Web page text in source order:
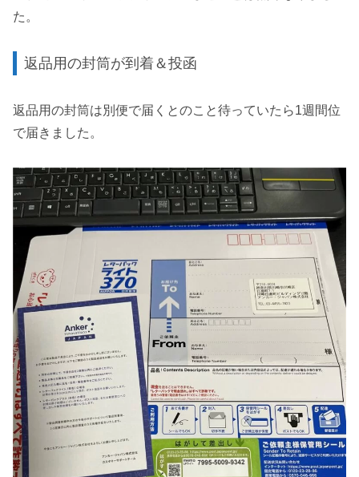
た。
返品用の封筒が到着＆投函
返品用の封筒は別便で届くとのこと待っていたら1週間位
で届きました。